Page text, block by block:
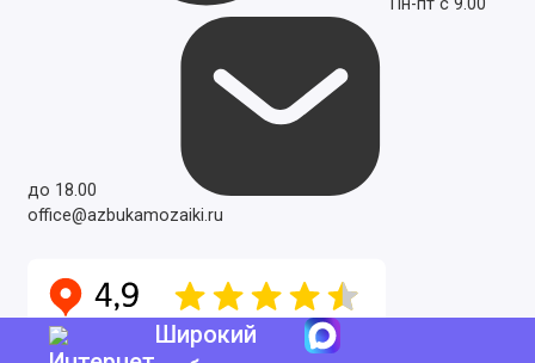
Широкий
Пн-пт с 9.00
до 18.00
office@azbukamozaiki.ru